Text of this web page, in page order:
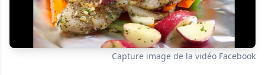
Capture image de la vidéo Facebook